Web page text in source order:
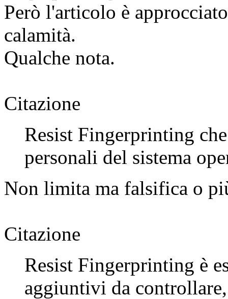
Però l'articolo è
calamità.
Qualche nota.
Citazione
Resist Fingerprinting
personali del sistema
Non limita ma falsifica o
Citazione
Resist Fingerprinting è
aggiuntivi da controllare,